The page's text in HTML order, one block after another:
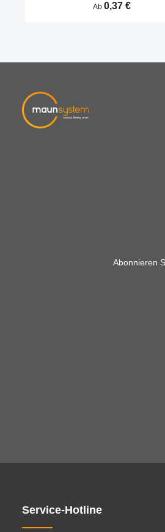
durch Aufschlagen in die
Regulärer Preis:
Ab 0,37 €
Abonnieren
Service-Hotline